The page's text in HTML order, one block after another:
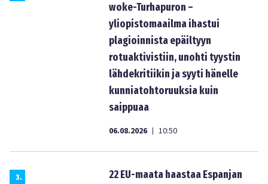
woke-Turhapuron –
yliopistomaailma ihastui
plagioinnista epäiltyyn
rotuaktivistiin, unohti tyystin
lähdekritiikin ja syyti hänelle
kunniatohtoruuksia kuin
saippuaa
06.08.2026 | 10:50
3.
22 EU-maata haastaa Espanjan